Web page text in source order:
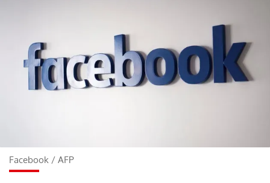
Facebook / AFP